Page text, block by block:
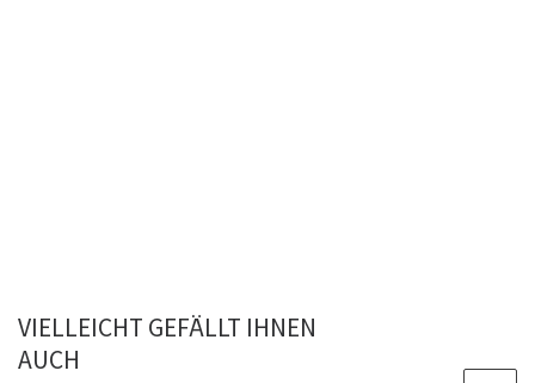
VIELLEICHT GEFÄLLT IHNEN
AUCH